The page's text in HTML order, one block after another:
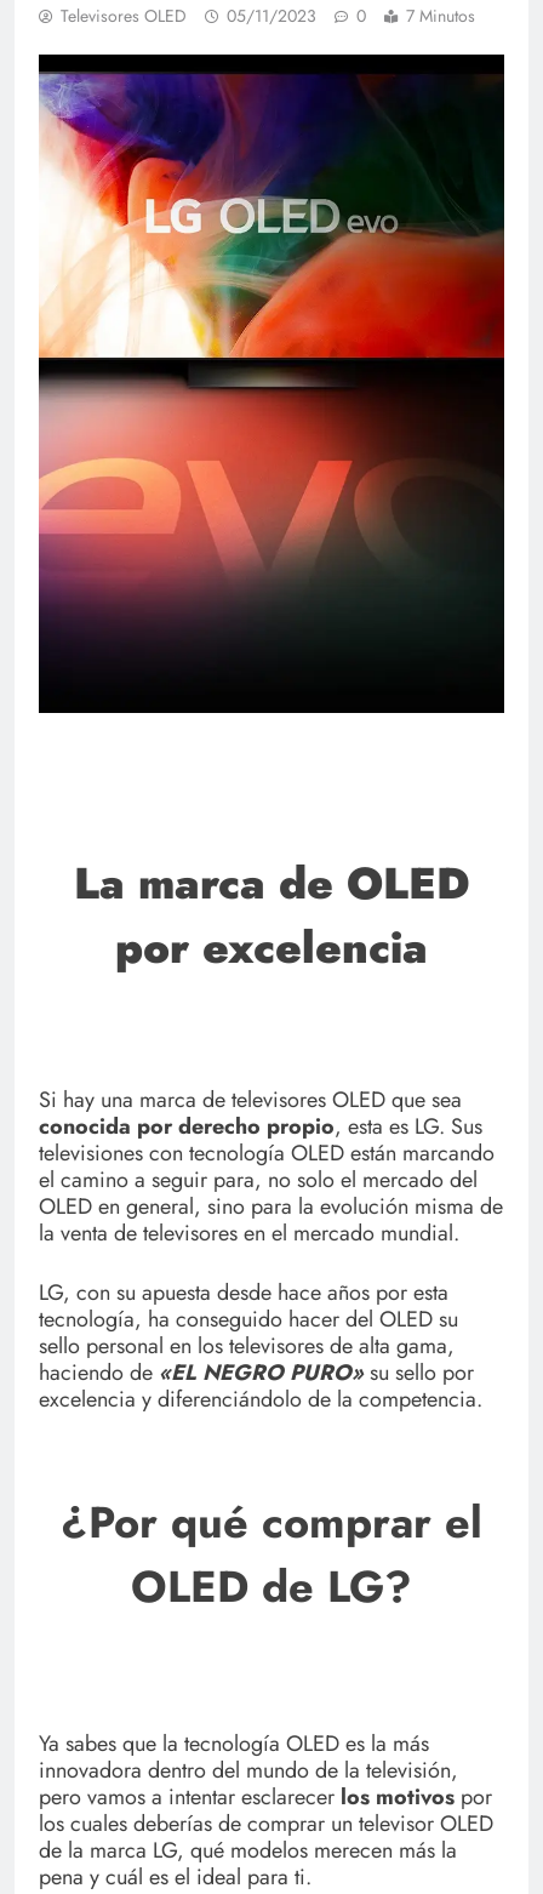
Televisores OLED 05/11/2023 0 7 Minutos
La marca de OLED
por excelencia
Si hay una marca de televisores OLED que sea
conocida por derecho propio, esta es LG. Sus
televisiones con tecnología OLED están marcando
el camino a seguir para, no solo el mercado del
OLED en general, sino para la evolución misma de
la venta de televisores en el mercado mundial.
LG, con su apuesta desde hace años por esta
tecnología, ha conseguido hacer del OLED su
sello personal en los televisores de alta gama,
haciendo de «EL NEGRO PURO»su sello por
excelencia y diferenciándolo de la competencia.
¿Por qué comprar el
OLED de LG?
Ya sabes que la tecnología OLED es la más
innovadora dentro del mundo de la televisión,
pero vamos a intentar esclarecer los motivos por
los cuales deberías de comprar un televisor OLED
de la marca LG, qué modelos merecen más la
pena y cuál es el ideal para ti.